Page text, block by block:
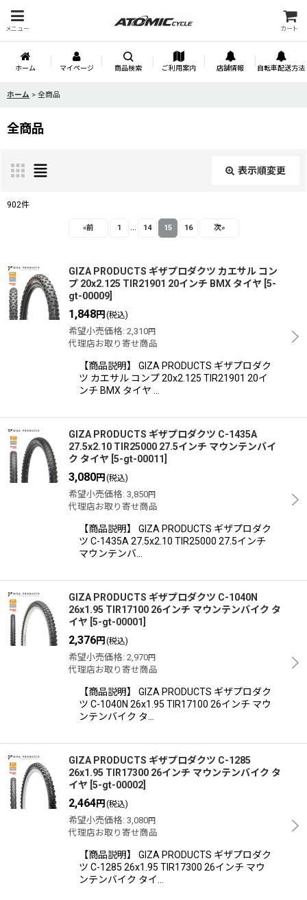
メニュー カート
ホーム マイページ 商品検索 ご利用案内 店舗情報 自転車配送方法
ホーム > 全商品
全商品
表示順変更
並び順
902件
«前 1 14 15 16 次»
GIZA PRODUCTS ギザプロダクツ カエサル コン
プ 20x2.125 TIR21901 20インチ BMX タイヤ 5-
gt-00009
1,848円 (税込)
希望小売価格: 2,310円
代理店お取り寄せ商品
【商品説明】 GIZA PRODUCTS ギザプロダク
ツ カエサル コンプ 20x2.125 TIR21901 20イ
ンチ BMX タイヤ …
GIZA PRODUCTS ギザプロダクツ C-1435A
27.5x2.10 TIR25000 27.5インチ マウンテンバイ
ク タイヤ 5-gt-00011
3,080円 (税込)
希望小売価格: 3,850円
代理店お取り寄せ商品
【商品説明】 GIZA PRODUCTS ギザプロダク
ツ C-1435A 27.5x2.10 TIR25000 27.5インチ
マウンテンバ…
GIZA PRODUCTS ギザプロダクツ C-1040N
26x1.95 TIR17100 26インチ マウンテンバイク タ
イヤ 5-gt-00001
2,376円 (税込)
希望小売価格: 2,970円
代理店お取り寄せ商品
【商品説明】 GIZA PRODUCTS ギザプロダク
ツ C-1040N 26x1.95 TIR17100 26インチ マウ
ンテンバイク タ…
GIZA PRODUCTS ギザプロダクツ C-1285
26x1.95 TIR17300 26インチ マウンテンバイク タ
イヤ 5-gt-00002
2,464円 (税込)
希望小売価格: 3,080円
代理店お取り寄せ商品
【商品説明】 GIZA PRODUCTS ギザプロダク
ツ C-1285 26x1.95 TIR17300 26インチ マウ
ンテンバイク タイ…